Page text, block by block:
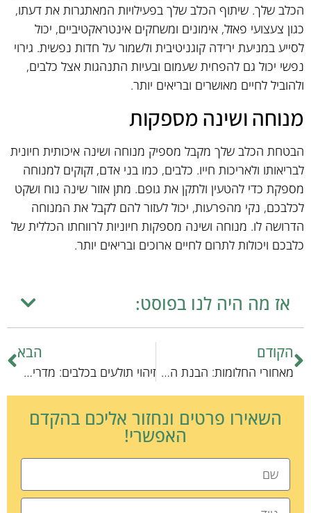
הכלב שלך. שיתוף הכלב שלך בפעילויות המאתגרות את דעתו,
כגון צעצועי פאזל, אימונים ומשחקים אינטראקטיביים, יכול
לסייע במניעת ירידה קוגניטיבית ולשמור על חדות נפשית. גירוי
נפשי יכול גם להפחית שעמום ובעיות התנהגות אצל כלבים,
ולהוביל לחיים מאושרים ובריאים יותר.
מנוחה ושינה מספקות
הבטחת הכלב שלך מקבל מספיק מנוחה ושינה איכותית חיונית
לבריאותו ולאריכות חייו. כלבים, כמו בני אדם, זקוקים למנוחה
מספקת כדי להטעין ולתקן את גופם. מתן אזור שינה נוח ושקט
לכלבכם, נקי מהפרעות, יכול לעזור להם לקבל את המנוחה
הדרושה לו. מנוחה ושינה מספקות חיוניות לרווחתו הכללית של
כלבכם ויכולות לתרום לחיים ארוכים ובריאים יותר.
אז מה היה לנו בפוסט:
הקודם
מאחורי החלומות: הבנת האינטראקציה של הכלב שלך
הבא
זיהוי תולעים בכלבים: מדריך מקצועי
השאירו פרטים ונחזור אליכם בהקדם
האפשרי!